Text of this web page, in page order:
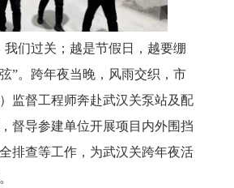
我们过关；越是节假日，越要绷
”。跨年夜当晚，风雨交织，市
监督工程师奔赴武汉关泵站及配
督导参建单位开展项目内外围挡
排查等工作，为武汉关跨年夜活